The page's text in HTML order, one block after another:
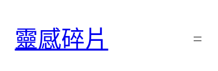
靈感碎片